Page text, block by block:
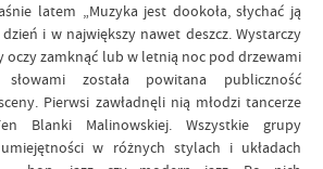
latem „Muzyka jest dookoła, słychać ją
i w największy nawet deszcz. Wystarczy
oczy zamknąć lub w letnią noc pod drzewami
została powitana publiczność
Pierwsi zawładnęli nią młodzi tancerze
Blanki Malinowskiej. Wszystkie grupy
w różnych stylach i układach